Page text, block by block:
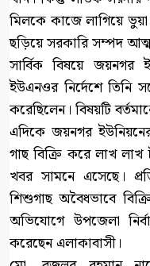
মিলকে কাজে লাগিয়ে ভুয়া
ছড়িয়ে সরকারি সম্পদ
সার্বিক বিষয়ে জয়নগর
ইউএনওর নির্দেশে তিনি
করেছিলেন। বিষয়টি
এদিকে জয়নগর
গাছ বিক্রি করে লাখ
খবর সামনে এসেছে।
শিশুগাছ অবৈধভাবে
অভিযোগে উপজেলা
করেছেন এলাকাবাসী।